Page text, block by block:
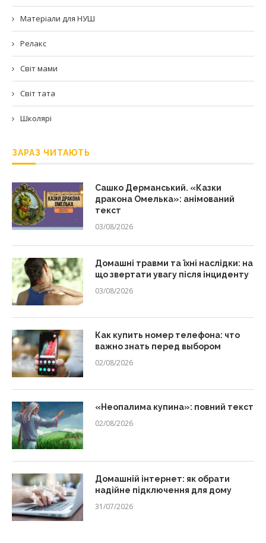
Матеріали для НУШ
Релакс
Світ мами
Світ тата
Школярі
ЗАРАЗ ЧИТАЮТЬ
Сашко Дерманський. «Казки
дракона Омелька»: анімований
текст
03/08/2026
Домашні травми та їхні наслідки: на
що звертати увагу після інциденту
03/08/2026
Как купить номер телефона: что
важно знать перед выбором
02/08/2026
«Неопалима купина»: повний текст
02/08/2026
Домашній інтернет: як обрати
надійне підключення для дому
31/07/2026